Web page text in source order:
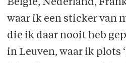
België, Nederland,
waar ik een sticker van
die ik daar nooit heb
in Leuven, waar ik plots